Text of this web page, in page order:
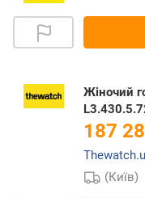
Жіночий
187
(Київ)